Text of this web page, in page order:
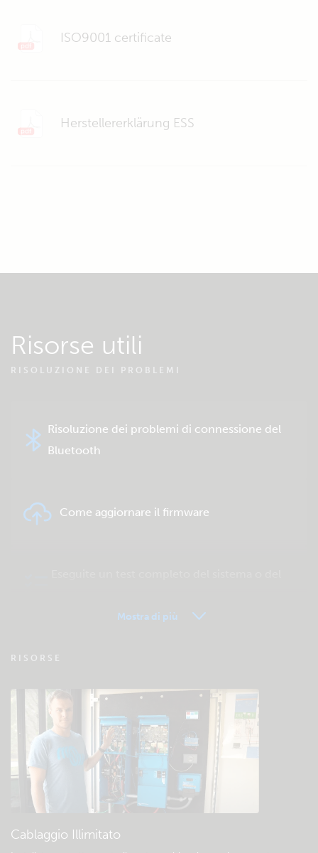
ISO9001 certificate
Herstellererklärung ESS
Risorse utili
RISOLUZIONE DEI PROBLEMI
Risoluzione dei problemi di connessione del
Bluetooth
Come aggiornare il firmware
Verificate la base di conoscenze della
comunità
Download e documentazione generali
Mostra di più
RISORSE
Cablaggio Illimitato